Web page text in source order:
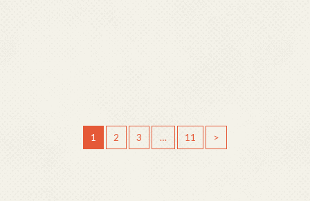
1 2 3 … 11 >